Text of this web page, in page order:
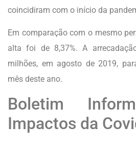
coincidiram com o início da
Em comparação com o mesmo
alta foi de 8,37%. A
milhões, em agosto de 2019,
mês deste ano.
Boletim
Impactos da